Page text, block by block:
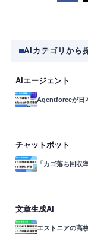
AIカテゴリから
AIエージェント
Agentforceが日
チャットボット
「カゴ落ち回収
文章生成AI
エストニアの高